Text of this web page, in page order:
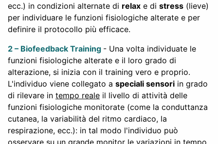
ecc.) in condizioni alternate di relax e di stress (lieve)
per individuare le funzioni fisiologiche alterate e per
definire il protocollo più efficace.
2 – Biofeedback Training - Una volta individuate le
funzioni fisiologiche alterate e il loro grado di
alterazione, si inizia con il training vero e proprio.
L'individuo viene collegato a speciali sensori in grado
di rilevare in tempo reale il livello di attività delle
funzioni fisiologiche monitorate (come la conduttanza
cutanea, la variabilità del ritmo cardiaco, la
respirazione, ecc.): in tal modo l'individuo può